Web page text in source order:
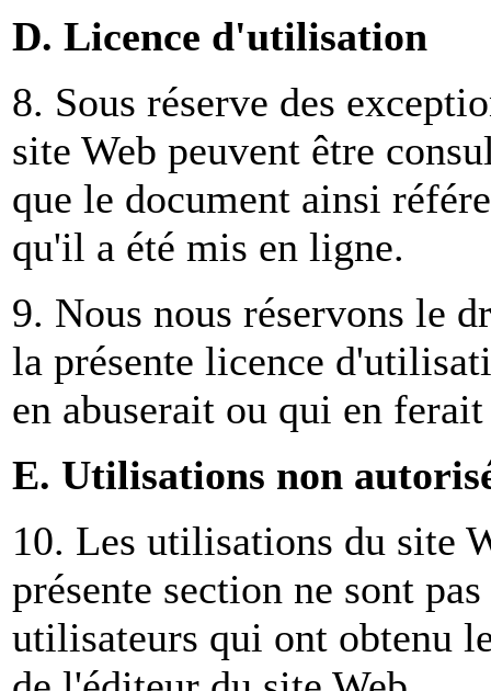
D. Licence d'utilisation
8. Sous réserve des
site Web peuvent être
que le document ainsi
qu'il a été mis en ligne.
9. Nous nous réservons le
la présente licence
en abuserait ou qui en
E. Utilisations non
10. Les utilisations du site
présente section ne sont
utilisateurs qui ont obtenu